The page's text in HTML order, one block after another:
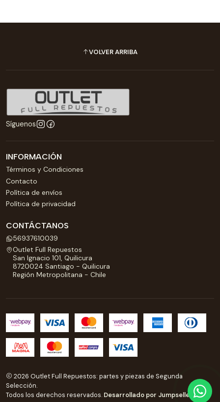
VOLVER ARRIBA
Síguenos
INFORMACIÓN
Términos y Condiciones
Contacto
Política de envíos
Política de privacidad
CONTÁCTANOS
56937610039
Outlet Full Repuestos
San Ignacio 101, Quilicura
8720024 Santiago - Quilicura
Región Metropolitana - Chile
2026 Outlet Full Repuestos: partes y piezas de Segunda
Selección.
Todos los derechos reservados. Desarrollado por Jumpseller